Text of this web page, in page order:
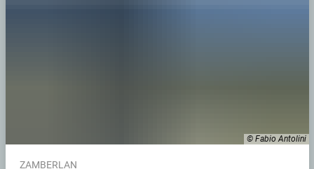
© Fabio Antolini
ZAMBERLAN